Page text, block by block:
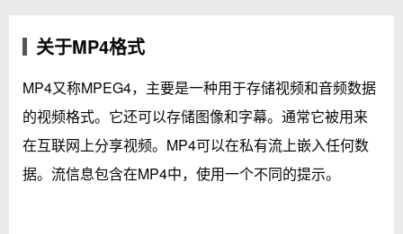
关于MP4格式
MP4又称MPEG4，主要是一种用于存储视频和音频数据
的视频格式。它还可以存储图像和字幕。通常它被用来
在互联网上分享视频。MP4可以在私有流上嵌入任何数
据。流信息包含在MP4中，使用一个不同的提示。